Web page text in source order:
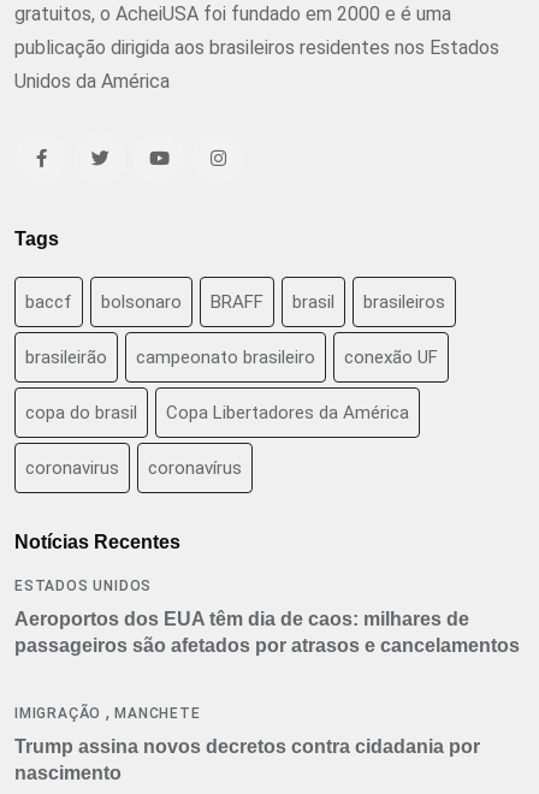
gratuitos, o AcheiUSA foi fundado em 2000 e é uma
publicação dirigida aos brasileiros residentes nos Estados
Unidos da América
Tags
baccf bolsonaro BRAFF brasil brasileiros
brasileirão campeonato brasileiro conexão UF
copa do brasil Copa Libertadores da América
coronavirus coronavírus
Notícias Recentes
ESTADOS UNIDOS
Aeroportos dos EUA têm dia de caos: milhares de
passageiros são afetados por atrasos e cancelamentos
IMIGRAÇÃO ,MANCHETE
Trump assina novos decretos contra cidadania por
nascimento